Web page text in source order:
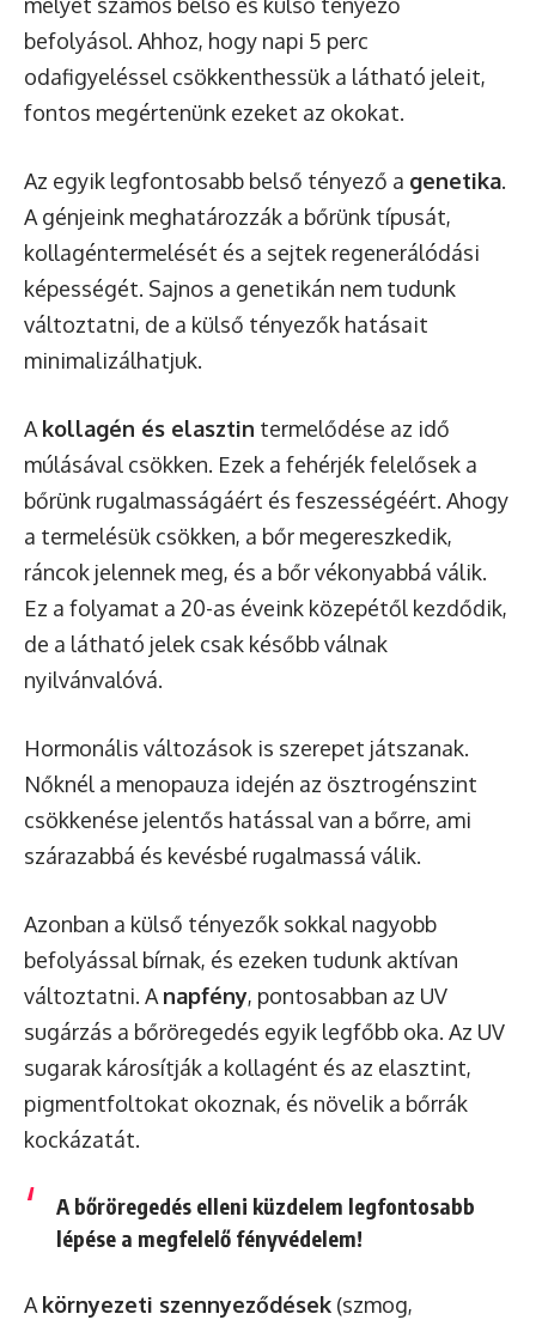
befolyásol. Ahhoz, hogy napi 5 perc
odafigyeléssel csökkenthessük a látható jeleit,
fontos megértenünk ezeket az okokat.
Az egyik legfontosabb belső tényező a genetika.
A génjeink meghatározzák a bőrünk típusát,
kollagéntermelését és a sejtek regenerálódási
képességét. Sajnos a genetikán nem tudunk
változtatni, de a külső tényezők hatásait
minimalizálhatjuk.
A kollagén és elasztin termelődése az idő
múlásával csökken. Ezek a fehérjék felelősek a
bőrünk rugalmasságáért és feszességéért. Ahogy
a termelésük csökken, a bőr megereszkedik,
ráncok jelennek meg, és a bőr vékonyabbá válik.
Ez a folyamat a 20-as éveink közepétől kezdődik,
de a látható jelek csak később válnak
nyilvánvalóvá.
Hormonális változások is szerepet játszanak.
Nőknél a menopauza idején az ösztrogénszint
csökkenése jelentős hatással van a bőrre, ami
szárazabbá és kevésbé rugalmassá válik.
Azonban a külső tényezők sokkal nagyobb
befolyással bírnak, és ezeken tudunk aktívan
változtatni. A napfény, pontosabban az UV
sugárzás a bőröregedés egyik legfőbb oka. Az UV
sugarak károsítják a kollagént és az elasztint,
pigmentfoltokat okoznak, és növelik a bőrrák
kockázatát.
A bőröregedés elleni küzdelem legfontosabb
lépése a megfelelő fényvédelem!
A környezeti szennyeződések (szmog,